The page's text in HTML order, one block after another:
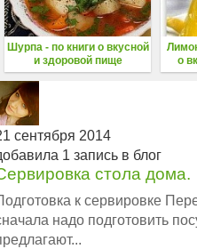
Шурпа - по книги о вкусной
и здоровой пище
о
сентября 2014
1 запись в блог
стола дома.
к сервировке
надо подготовить